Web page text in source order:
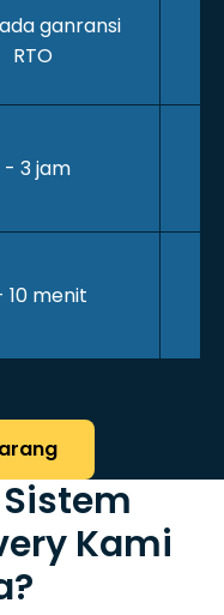
ganransi
RTO
- 3 jam
10 menit
Kami